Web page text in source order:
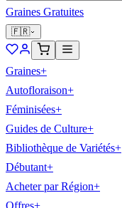
Graines Gratuites
🇫🇷
Graines+
Autofloraison+
Féminisées+
Guides de Culture+
Bibliothèque de Variétés+
Débutant+
Acheter par Région+
Offres+